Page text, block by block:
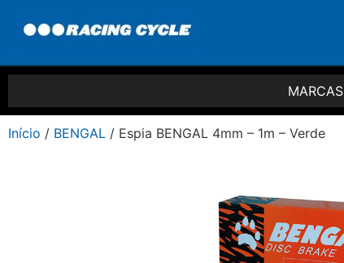
MARCAS
Início / BENGAL / Espia BENGAL 4mm – 1m – Verde